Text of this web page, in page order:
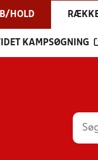
HOLD
KAMPSØGNING